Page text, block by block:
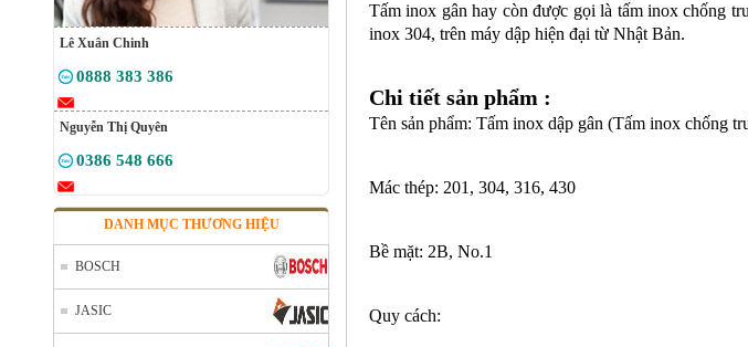
Lê Xuân Chinh
0888 383 386
Nguyễn Thị Quyên
0386 548 666
DANH MỤC THƯƠNG HIỆU
BOSCH
JASIC
Tấm inox gân hay còn được gọi là tấm inox chống
inox 304, trên máy dập hiện đại từ Nhật Bản.
Chi tiết sản phẩm :
Tên sản phẩm: Tấm inox dập gân (Tấm inox chống
Mác thép: 201, 304, 316, 430
Bề mặt: 2B, No.1
Quy cách: